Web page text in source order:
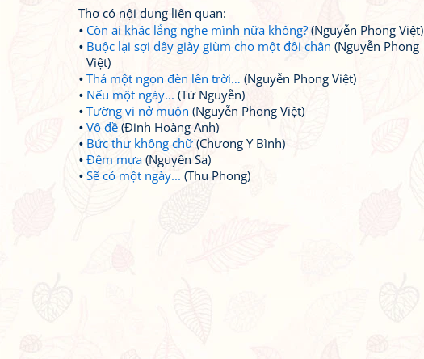
Thơ có nội dung liên quan:
Còn ai khác lắng nghe mình nữa không? (Nguyễn Phong Việt)
Buộc lại sợi dây giày giùm cho một đôi chân (Nguyễn Phong
Việt)
Thả một ngọn đèn lên trời… (Nguyễn Phong Việt)
Nếu một ngày... (Từ Nguyễn)
Tường vi nở muộn (Nguyễn Phong Việt)
Vô đề (Đinh Hoàng Anh)
Bức thư không chữ(Chương Y Bình)
Đêm mưa (Nguyên Sa)
Sẽ có một ngày... (Thu Phong)